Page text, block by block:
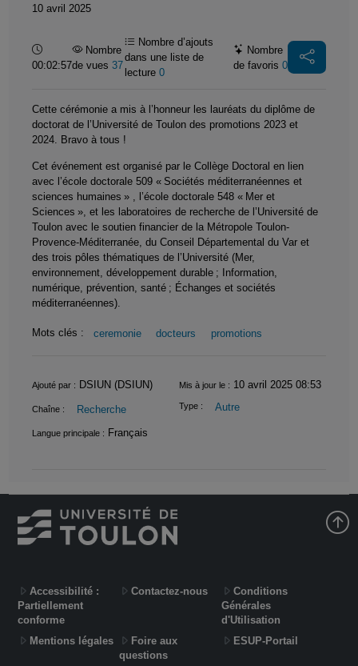
10 avril 2025
Durée :
00:02:57
Nombre
de vues37
Nombre d’ajouts
dans une liste de
lecture0
Nombre
de favoris0
Cette cérémonie a mis à l’honneur les lauréats du diplôme de
doctorat de l’Université de Toulon des promotions 2023 et
2024. Bravo à tous !
Cet événement est organisé par le Collège Doctoral en lien
avec l’école doctorale 509 « Sociétés méditerranéennes et
sciences humaines » , l’école doctorale 548 « Mer et
Sciences », et les laboratoires de recherche de l’Université de
Toulon avec le soutien financier de la Métropole Toulon-
Provence-Méditerranée, du Conseil Départemental du Var et
des trois pôles thématiques de l’Université (Mer,
environnement, développement durable ; Information,
numérique, prévention, santé ; Échanges et sociétés
méditerranéennes).
Mots clés : ceremonie docteurs promotions
Informations
Ajouté par : DSIUN (DSIUN) Mis à jour le : 10 avril 2025 08:53
Chaîne : Recherche Type : Autre
Langue principale : Français
Accessibilité :
Partiellement
conforme
Contactez-nous
Conditions
Générales
d'Utilisation
Mentions légales
Foire aux
questions
ESUP-Portail